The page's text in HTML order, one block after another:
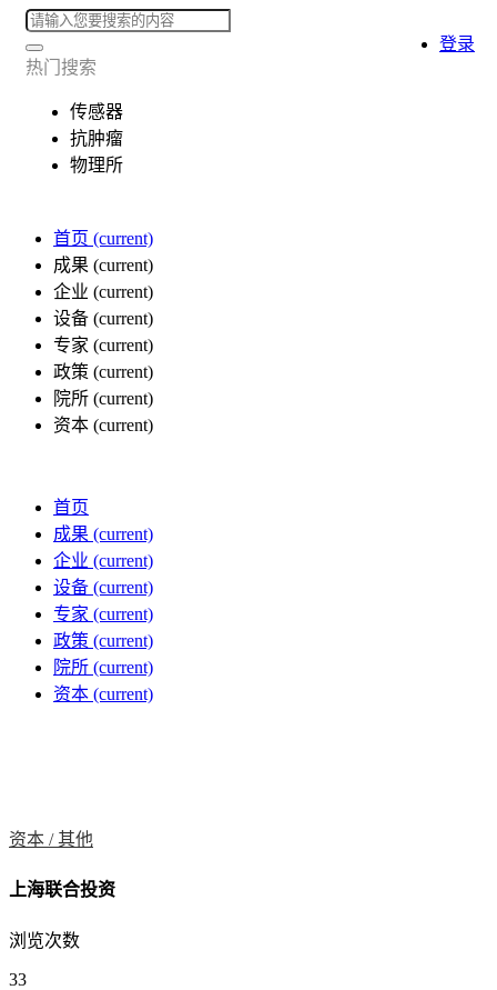
热门搜索
传感器
抗肿瘤
物理所
首页 (current)
成果 (current)
企业 (current)
设备 (current)
专家 (current)
政策 (current)
院所 (current)
资本 (current)
登录
首页
成果 (current)
企业 (current)
设备 (current)
专家 (current)
政策 (current)
院所 (current)
资本 (current)
资本 /其他
上海联合投资
浏览次数
33